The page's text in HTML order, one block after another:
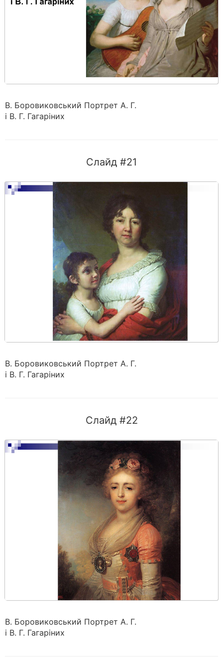
В. Боровиковський Портрет А. Г.
і В. Г. Гагаріних
Слайд #21
В. Боровиковський Портрет А. Г.
і В. Г. Гагаріних
Слайд #22
В. Боровиковський Портрет А. Г.
і В. Г. Гагаріних